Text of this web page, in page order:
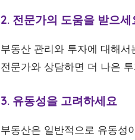
2. 전문가의 도움을 받으세
부동산 관리와 투자에 대해
전문가와 상담하면 더 나은
3. 유동성을 고려하세요
부동산은 일반적으로 유동성